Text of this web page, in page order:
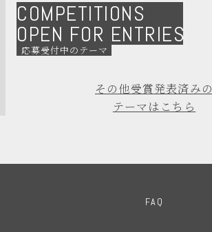
COMPETITIONS
OPEN FOR ENTRIES
応募受付中のテーマ
その他受賞発表済みの
テーマはこちら
FAQ